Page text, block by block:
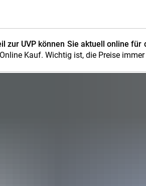
zur UVP können Sie aktuell online für
Kauf. Wichtig ist, die Preise